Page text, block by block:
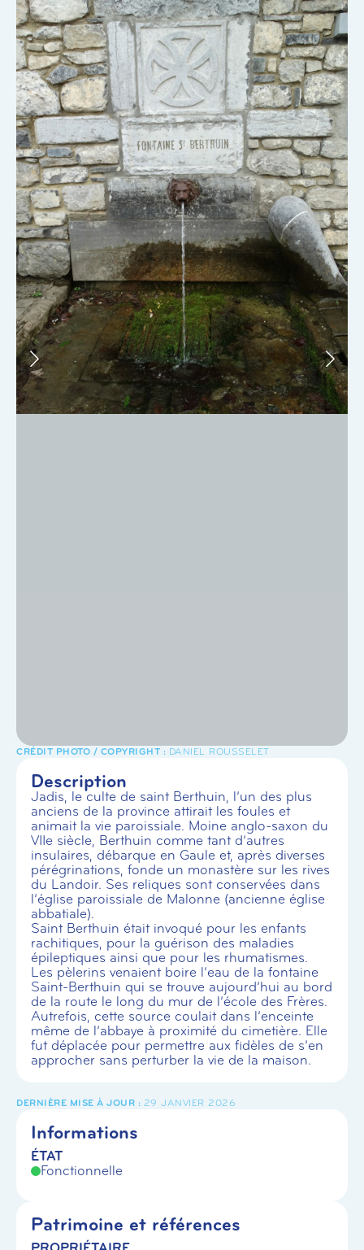
DANIEL ROUSSELET
Description
Jadis, le culte de saint Berthuin, l’un des plus
anciens de la province attirait les foules et
animait la vie paroissiale. Moine anglo-saxon du
VIIe siècle, Berthuin comme tant d’autres
insulaires, débarque en Gaule et, après diverses
pérégrinations, fonde un monastère sur les rives
du Landoir. Ses reliques sont conservées dans
l’église paroissiale de Malonne (ancienne église
abbatiale).
Saint Berthuin était invoqué pour les enfants
rachitiques, pour la guérison des maladies
épileptiques ainsi que pour les rhumatismes.
Les pèlerins venaient boire l’eau de la fontaine
Saint-Berthuin qui se trouve aujourd’hui au bord
de la route le long du mur de l’école des Frères.
Autrefois, cette source coulait dans l’enceinte
même de l’abbaye à proximité du cimetière. Elle
fut déplacée pour permettre aux fidèles de s’en
approcher sans perturber la vie de la maison.
29 JANVIER 2026
Informations
ÉTAT
Fonctionnelle
Patrimoine et références